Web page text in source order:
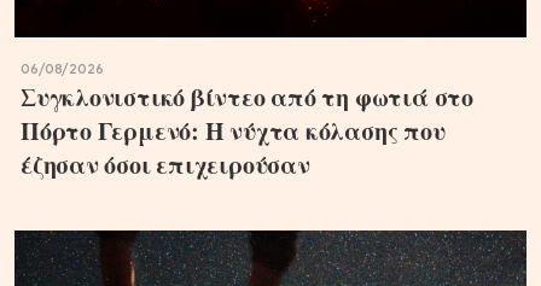
06/08/2026
Συγκλονιστικό βίντεο από τη φωτιά στο
Πόρτο Γερμενό: Η νύχτα κόλασης που
έζησαν όσοι επιχειρούσαν